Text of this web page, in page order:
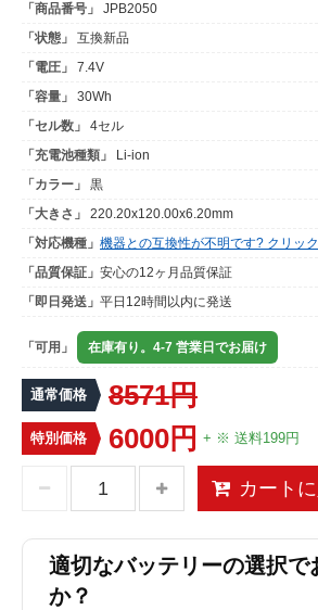
「商品番号」
JPB2050
「状態」
互換新品
「電圧」
7.4V
「容量」
30Wh
「セル数」
4セル
「充電池種類」
Li-ion
「カラー」
黒
「大きさ」
220.20x120.00x6.20mm
「対応機種」 機器との互換性が不明です? クリッ
「品質保証」 安心の12ヶ月品質保証
「即日発送」 平日12時間以内に発送
「可用」 在庫有り。4-7 営業日でお届け
通常価格 8571円
特別価格 6000円 + ※ 送料199円
カート
適切なバッテリーの選択で
か？